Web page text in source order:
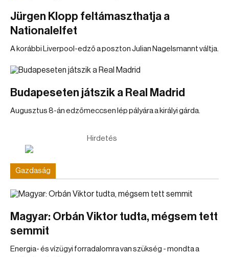
Jürgen Klopp feltámaszthatja a
Nationalelfet
A korábbi Liverpool-edző a poszton Julian Nagelsmannt váltja.
Budapeseten játszik a Real Madrid
Augusztus 8-án edzőmeccsen lép pályára a királyi gárda.
Hirdetés
Gazdaság
Magyar: Orbán Viktor tudta, mégsem tett
semmit
Energia- és vízügyi forradalomra van szükség - mondta a